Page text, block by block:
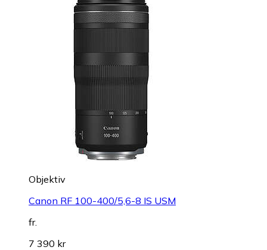
Objektiv
Canon RF 100-400/5,6-8 IS USM
fr.
7 390 kr